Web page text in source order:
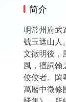
简介
明常州府武
號玉遮山人
文徵明後，
風，擅詞翰
佼佼者。閩
萬曆中徵修